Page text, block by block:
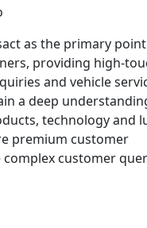
as the primary
providing
and vehicle
a deep
technology and
premium customer
customer